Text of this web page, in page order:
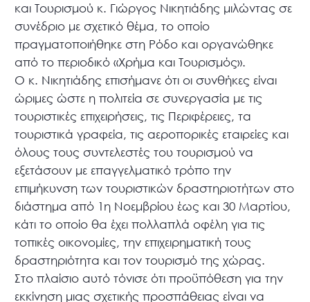
και Τουρισμού κ. Γιώργος Νικητιάδης μιλώντας σε
συνέδριο με σχετικό θέμα, το οποίο
πραγματοποιήθηκε στη Ρόδο και οργανώθηκε
από το περιοδικό «Χρήμα και Τουρισμός».
Ο κ. Νικητιάδης επισήμανε ότι οι συνθήκες είναι
ώριμες ώστε η πολιτεία σε συνεργασία με τις
τουριστικές επιχειρήσεις, τις Περιφέρειες, τα
τουριστικά γραφεία, τις αεροπορικές εταιρείες και
όλους τους συντελεστές του τουρισμού να
εξετάσουν με επαγγελματικό τρόπο την
επιμήκυνση των τουριστικών δραστηριοτήτων στο
διάστημα από 1η Νοεμβρίου έως και 30 Μαρτίου,
κάτι το οποίο θα έχει πολλαπλά οφέλη για τις
τοπικές οικονομίες, την επιχειρηματική τους
δραστηριότητα και τον τουρισμό της χώρας.
Στο πλαίσιο αυτό τόνισε ότι προϋπόθεση για την
εκκίνηση μιας σχετικής προσπάθειας είναι να